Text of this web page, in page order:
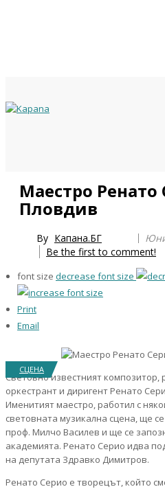
Маестро
Пловдив
By Капана.БГ
Be the first to comment!
font size decrease font size
Print
Email
СЦЕНА
Световно известният композитор,
оркестрант и диригент Ренато
Именитият маестро, работил с
световната музикална сцена, ще
проф. Милчо Василев и ще се
академията. Ренато Серио идва
на депутата Здравко Димитров.
Ренато Серио е творецът, който
Year
Month
Year
Month